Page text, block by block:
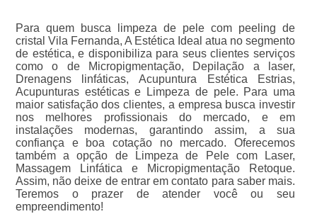
Para quem busca limpeza de pele com peeling de
cristal Vila Fernanda, A Estética Ideal atua no segmento
de estética, e disponibiliza para seus clientes serviços
como o de Micropigmentação, Depilação a laser,
Drenagens linfáticas, Acupuntura Estética Estrias,
Acupunturas estéticas e Limpeza de pele. Para uma
maior satisfação dos clientes, a empresa busca investir
nos melhores profissionais do mercado, e em
instalações modernas, garantindo assim, a sua
confiança e boa cotação no mercado. Oferecemos
também a opção de Limpeza de Pele com Laser,
Massagem Linfática e Micropigmentação Retoque.
Assim, não deixe de entrar em contato para saber mais.
Teremos o prazer de atender você ou seu
empreendimento!